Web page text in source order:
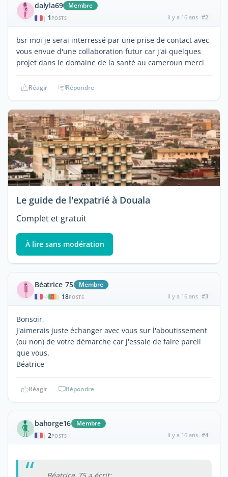
dalyla69 Membre
| 1 POSTS il y a 16 ans #2
bsr moi je serai interressé par une prise de contact avec
vous envue d'une collaboration futur car j'ai quelques
projet dans le domaine de la santé au cameroun merci
Réagir Répondre
Le guide de l'expatrié à Douala
Complet et gratuit
À lire sans modération
Béatrice_75 Membre
| 18POSTS il y a 16 ans #3
Bonsoir,
J'aimerais juste échanger avec vous sur l'aboutissement
(ou non) de votre démarche car j'essaie de faire pareil
que vous.
Béatrice
Réagir Répondre
bahorge16 Membre
| 2POSTS il y a 16 ans #4